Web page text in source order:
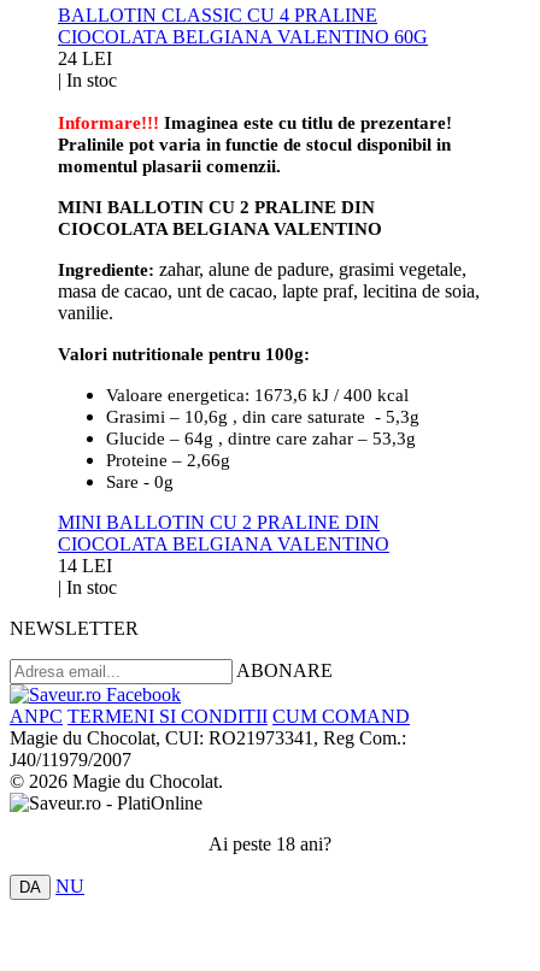
BALLOTIN CLASSIC CU 4 PRALINE
CIOCOLATA BELGIANA VALENTINO 60G
24 LEI
| In stoc
Informare!!! Imaginea este cu titlu de prezentare!
Pralinile pot varia in functie de stocul disponibil in
momentul plasarii comenzii.
MINI BALLOTIN CU 2 PRALINE DIN
CIOCOLATA BELGIANA VALENTINO
Ingrediente: zahar, alune de padure, grasimi vegetale,
masa de cacao, unt de cacao, lapte praf, lecitina de soia,
vanilie.
Valori nutritionale pentru 100g:
Valoare energetica: 1673,6 kJ / 400 kcal
Grasimi – 10,6g , din care saturate - 5,3g
Glucide – 64g , dintre care zahar – 53,3g
Proteine – 2,66g
Sare - 0g
MINI BALLOTIN CU 2 PRALINE DIN
CIOCOLATA BELGIANA VALENTINO
14 LEI
| In stoc
NEWSLETTER
ABONARE
ANPC TERMENI SI CONDITII CUM COMAND
Magie du Chocolat, CUI: RO21973341, Reg Com.:
J40/11979/2007
© 2026 Magie du Chocolat.
Ai peste 18 ani?
DA NU